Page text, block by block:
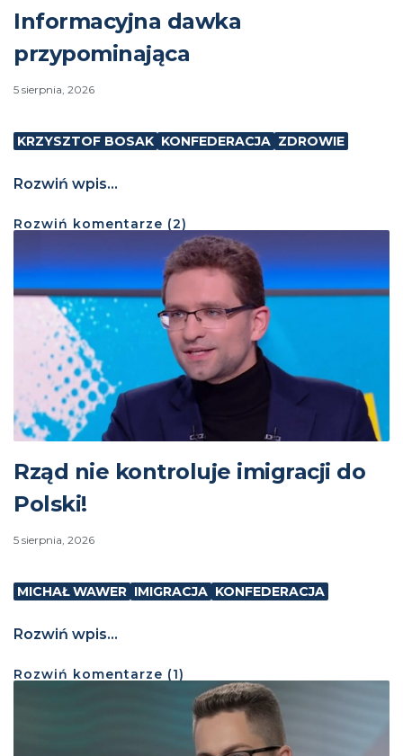
Informacyjna dawka
przypominająca
5 sierpnia, 2026
KRZYSZTOF BOSAK KONFEDERACJA ZDROWIE
Rozwiń wpis...
Rozwiń komentarze (2)
Rząd nie kontroluje imigracji do
Polski!
5 sierpnia, 2026
MICHAŁ WAWER IMIGRACJA KONFEDERACJA
Rozwiń wpis...
Rozwiń komentarze (1)